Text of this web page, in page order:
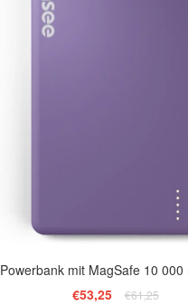
Powerbank mit MagSafe 10 000
€53,25
€61,25